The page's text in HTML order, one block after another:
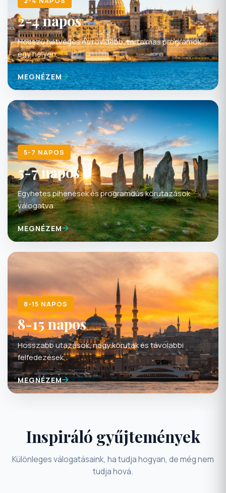
2-4 napos
Hosszú hétvégés és rövidebb, tartalmas programok
egy helyen.
MEGNÉZEM
5-7 NAPOS
5-7 napos
Egyhetes pihenések és programdús körutazások
válogatva.
MEGNÉZEM
8-15 NAPOS
8-15 napos
Hosszabb utazások, nagy körutak és távolabbi
felfedezések.
MEGNÉZEM
Inspiráló gyűjtemények
tudja hová.